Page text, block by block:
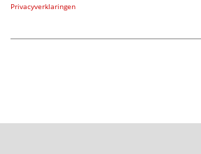
Privacyverklaringen